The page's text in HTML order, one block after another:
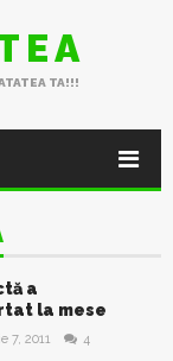
TA!!!
a
la mese
7, 2011 4